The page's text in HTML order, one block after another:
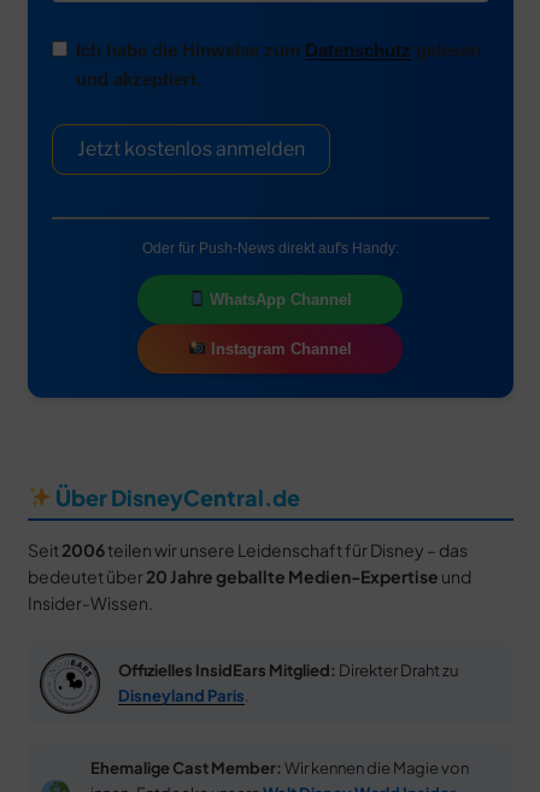
Ich habe die Hinweise zum Datenschutz gelesen
und akzeptiert.
Jetzt kostenlos anmelden
Oder für Push-News direkt auf's Handy:
WhatsApp Channel
Instagram Channel
Über DisneyCentral.de
Seit 2006teilen wir unsere Leidenschaft für Disney – das
bedeutet über 20 Jahre geballte Medien-Expertise und
Insider-Wissen.
Offizielles InsidEars Mitglied: Direkter Draht zu
Disneyland Paris
Ehemalige Cast Member: Wir kennen die Magie von